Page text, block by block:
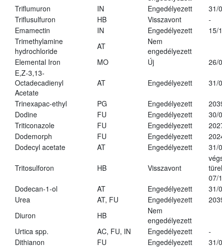
Triflumuron
IN Engedélyezett
31/
Triflusulfuron
HB Visszavont
-
Emamectin
IN Engedélyezett
15/
Trimethylamine
hydrochloride
AT
Nem
engedélyezett
Elemental Iron
MO Új
26/
E,Z-3,13-
Octadecadienyl
Acetate
AT Engedélyezett 31/
Trinexapac-ethyl PG Engedélyezett
Dodine
FU Engedélyezett
30/
Triticonazole
FU Engedélyezett
Dodemorph
FU Engedélyezett
Dodecyl acetate
AT Engedélyezett 31/
Tritosulforon HB Visszavont
07/
Dodecan-1-ol
AT Engedélyezett
31/
Urea
AT, FU Engedélyezett
Diuron
HB
Nem
engedélyezett
Urtica spp.
AC, FU, IN Engedélyezett
-
Dithianon
FU Engedélyezett
31/